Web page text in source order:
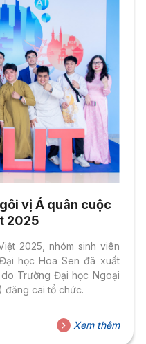
vị Á quân cuộc
2025
2025, nhóm sinh viên
học Hoa Sen đã xuất
Trường Đại học Ngoại
đăng cai tổ chức.
Xem thêm